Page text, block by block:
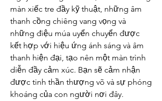
màn xiếc tre đầy kỹ thuật, những âm
thanh cồng chiêng vang vọng và
những điệu múa uyển chuyển được
kết hợp với hiệu ứng ánh sáng và âm
thanh hiện đại, tạo nên một màn trình
diễn đầy cảm xúc. Bạn sẽ cảm nhận
được tinh thần thượng võ và sự phóng
khoáng của con người nơi đây.